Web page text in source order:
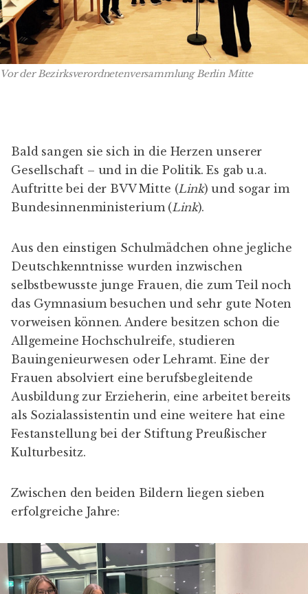
Vor der Bezirksverordnetenversammlung Berlin Mitte
Bald sangen sie sich in die Herzen unserer
Gesellschaft – und in die Politik. Es gab u.a.
Auftritte bei der BVV Mitte (Link) und sogar im
Bundesinnenministerium (Link).
Aus den einstigen Schulmädchen ohne jegliche
Deutschkenntnisse wurden inzwischen
selbstbewusste junge Frauen, die zum Teil noch
das Gymnasium besuchen und sehr gute Noten
vorweisen können. Andere besitzen schon die
Allgemeine Hochschulreife, studieren
Bauingenieurwesen oder Lehramt. Eine der
Frauen absolviert eine berufsbegleitende
Ausbildung zur Erzieherin, eine arbeitet bereits
als Sozialassistentin und eine weitere hat eine
Festanstellung bei der Stiftung Preußischer
Kulturbesitz.
Zwischen den beiden Bildern liegen sieben
erfolgreiche Jahre: